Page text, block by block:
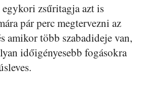
egykori zsűritagja azt is
pár perc megtervezni az
amikor több szabadideje van,
időigényesebb fogásokra